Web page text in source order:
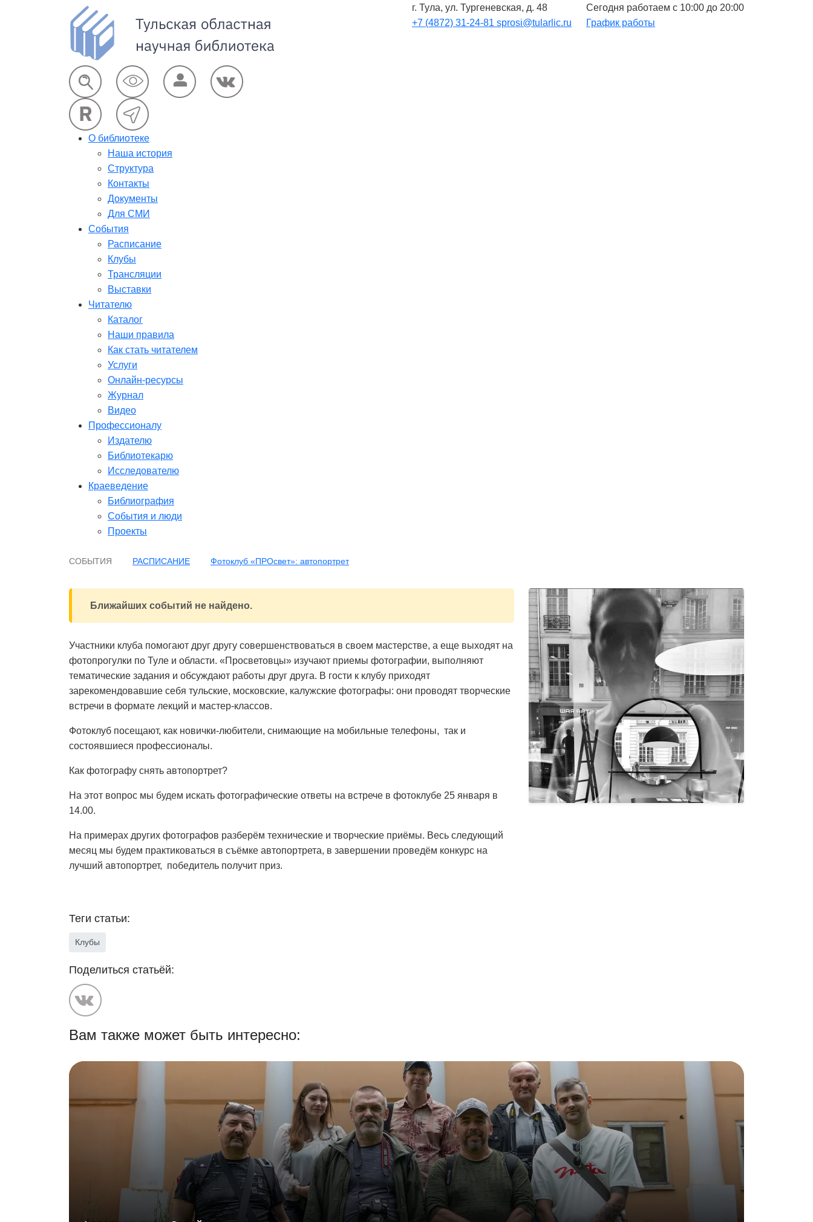
г. Тула, ул. Тургеневская, д. 48
+7 (4872) 31-24-81 sprosi@tularlic.ru
Сегодня работаем с 10:00 до 20:00
График работы
О библиотеке
Наша история
Структура
Контакты
Документы
Для СМИ
События
Расписание
Клубы
Трансляции
Выставки
Читателю
Каталог
Наши правила
Как стать читателем
Услуги
Онлайн-ресурсы
Журнал
Видео
Профессионалу
Издателю
Библиотекарю
Исследователю
Краеведение
Библиография
События и люди
Проекты
СОБЫТИЯ РАСПИСАНИЕ Фотоклуб «ПРОсвет»: автопортрет
Ближайших событий не найдено.
Участники клуба помогают друг другу совершенствоваться в своем мастерстве, а еще выходят на
фотопрогулки по Туле и области. «Просветовцы» изучают приемы фотографии, выполняют
тематические задания и обсуждают работы друг друга. В гости к клубу приходят
зарекомендовавшие себя тульские, московские, калужские фотографы: они проводят творческие
встречи в формате лекций и мастер-классов.
Фотоклуб посещают, как новички-любители, снимающие на мобильные телефоны, так и
состоявшиеся профессионалы.
Как фотографу снять автопортрет?
На этот вопрос мы будем искать фотографические ответы на встрече в фотоклубе 25 января в
14.00.
На примерах других фотографов разберём технические и творческие приёмы. Весь следующий
месяц мы будем практиковаться в съёмке автопортрета, в завершении проведём конкурс на
лучший автопортрет, победитель получит приз.
Теги статьи:
Клубы
Поделиться статьёй:
Вам также может быть интересно: